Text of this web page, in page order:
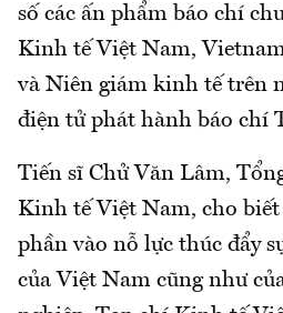
số các ấn phẩm báo chí
Kinh tế Việt Nam,
và Niên giám kinh tế trên
điện tử phát hành báo chí
Tiến sĩ Chử Văn Lâm,
Kinh tế Việt Nam, cho
phần vào nỗ lực thúc đẩy
của Việt Nam cũng như